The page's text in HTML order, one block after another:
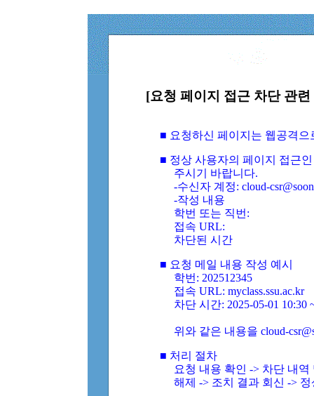
[요청 페이지 접근 차단 관
■ 요청하신 페이지는 웹공격
■ 정상 사용자의 페이지 접근
주시기 바랍니다.
-수신자 계정: cloud-
-작성 내용
학번 또는 직번:
접속 URL:
차단된 시간
■ 요청 메일 내용 작성 예시
학번: 202512345
접속 URL: myclass.ssu.ac.kr
차단 시간: 2025-05-01 10:30
위와 같은 내용을 cloud-
■ 처리 절차
요청 내용 확인 -> 차단 내
해제 -> 조치 결과 회신 ->